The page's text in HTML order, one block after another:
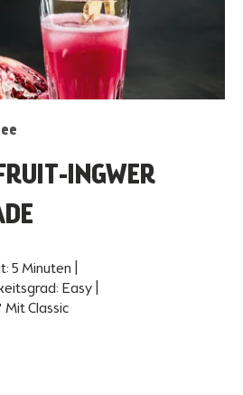
INGWER
5 Minuten |
Easy |
Mit Classic